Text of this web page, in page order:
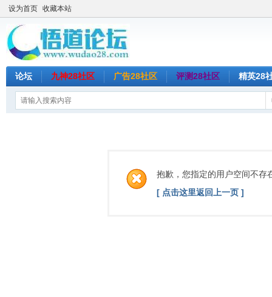
设为首页 收藏本站
论坛 九神28社区 广告28社区 评测28社区 精英28
抱歉，您指定的用户空间不存
[ 点击这里返回上一页 ]